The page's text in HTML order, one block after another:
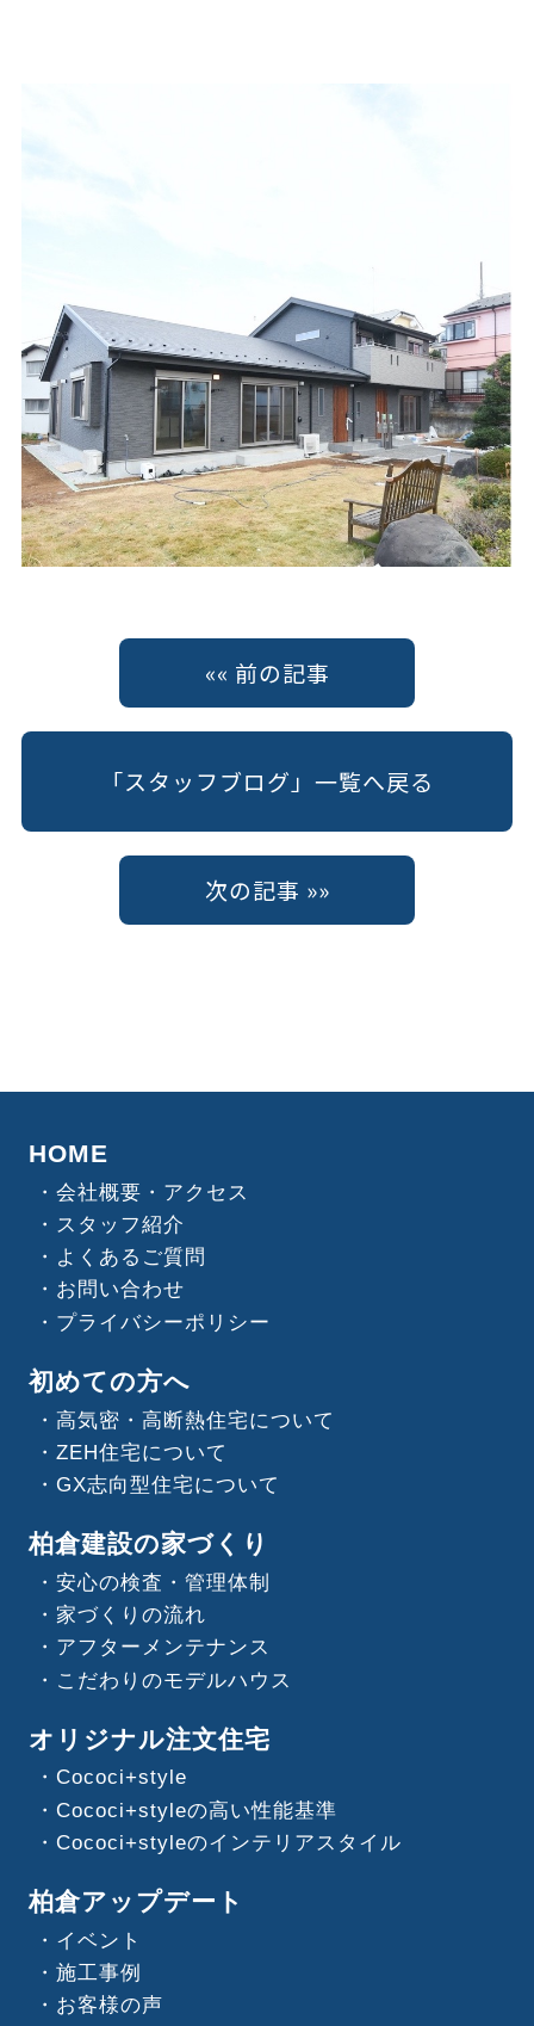
«« 前の記事
次の記事 »»
「スタッフブログ」一覧へ戻る
HOME
会社概要・アクセス
スタッフ紹介
よくあるご質問
お問い合わせ
プライバシーポリシー
初めての方へ
高気密・高断熱住宅について
ZEH住宅について
GX志向型住宅について
柏倉建設の家づくり
安心の検査・管理体制
家づくりの流れ
アフターメンテナンス
こだわりのモデルハウス
オリジナル注文住宅
Cococi+style
Cococi+styleの高い性能基準
Cococi+styleのインテリアスタイル
柏倉アップデート
イベント
施工事例
お客様の声